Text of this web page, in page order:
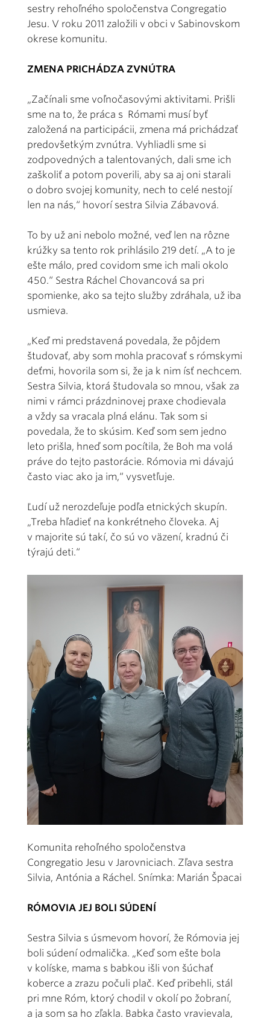
sestry rehoľného spoločenstva Congregatio
Jesu. V roku 2011 založili v obci v Sabinovskom
okrese komunitu.
ZMENA PRICHÁDZA ZVNÚTRA
„Začínali sme voľnočasovými aktivitami. Prišli
sme na to, že práca s Rómami musí byť
založená na participácii, zmena má prichádzať
predovšetkým zvnútra. Vyhliadli sme si
zodpovedných a talentovaných, dali sme ich
zaškoliť a potom poverili, aby sa aj oni starali
o dobro svojej komunity, nech to celé nestojí
len na nás,“ hovorí sestra Silvia Zábavová.
To by už ani nebolo možné, veď len na rôzne
krúžky sa tento rok prihlásilo 219 detí. „A to je
ešte málo, pred covidom sme ich mali okolo
450.“ Sestra Ráchel Chovancová sa pri
spomienke, ako sa tejto služby zdráhala, už iba
usmieva.
„Keď mi predstavená povedala, že pôjdem
študovať, aby som mohla pracovať s rómskymi
deťmi, hovorila som si, že ja k nim ísť nechcem.
Sestra Silvia, ktorá študovala so mnou, však za
nimi v rámci prázdninovej praxe chodievala
a vždy sa vracala plná elánu. Tak som si
povedala, že to skúsim. Keď som sem jedno
leto prišla, hneď som pocítila, že Boh ma volá
práve do tejto pastorácie. Rómovia mi dávajú
často viac ako ja im,“ vysvetľuje.
Ľudí už nerozdeľuje podľa etnických skupín.
„Treba hľadieť na konkrétneho človeka. Aj
v majorite sú takí, čo sú vo väzení, kradnú či
týrajú deti.“
Komunita rehoľného spoločenstva
Congregatio Jesu v Jarovniciach. Zľava sestra
Silvia, Antónia a Ráchel. Snímka: Marián Špacai
RÓMOVIA JEJ BOLI SÚDENÍ
Sestra Silvia s úsmevom hovorí, že Rómovia jej
boli súdení odmalička. „Keď som ešte bola
v kolíske, mama s babkou išli von šúchať
koberce a zrazu počuli plač. Keď pribehli, stál
pri mne Róm, ktorý chodil v okolí po žobraní,
a ja som sa ho zľakla. Babka často vravievala,